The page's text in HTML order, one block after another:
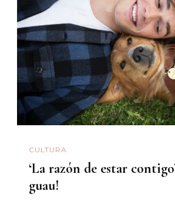
CULTURA
‘La razón de estar
guau!